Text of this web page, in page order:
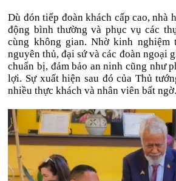
Dù đón tiếp đoàn khách cấp cao, nhà
động bình thường và phục vụ các
cùng không gian. Nhờ kinh nghiệm
nguyên thủ, đại sứ và các đoàn ngoại
chuẩn bị, đảm bảo an ninh cũng như
lợi. Sự xuất hiện sau đó của Thủ
nhiều thực khách và nhân viên bất ngờ.